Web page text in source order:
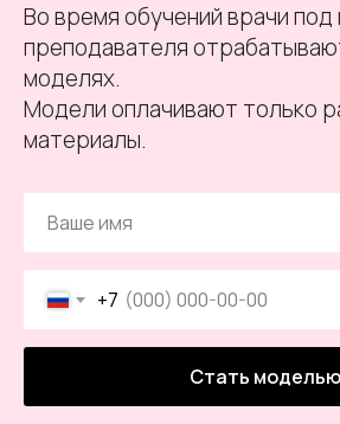
Во время обучений врачи
преподавателя
моделях.
Модели оплачивают только
материалы.
+7
Стать моделью